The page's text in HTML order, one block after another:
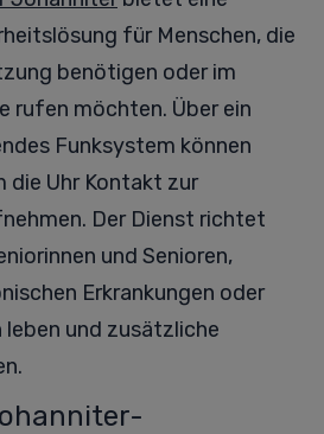
für Menschen, die
benötigen oder im
rufen möchten. Über ein
Funksystem können
die Uhr Kontakt zur
Der Dienst richtet
und Senioren,
Erkrankungen oder
leben und zusätzliche